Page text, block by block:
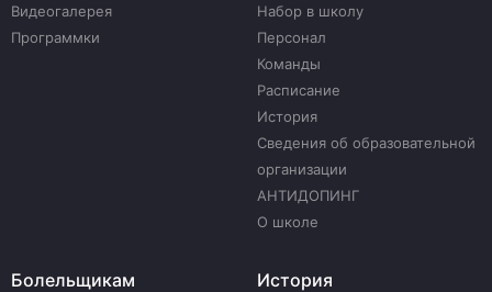
Видеогалерея
Программки
Набор в школу
Персонал
Команды
Расписание
История
Сведения об образовательной
организации
АНТИДОПИНГ
О школе
Болельщикам История